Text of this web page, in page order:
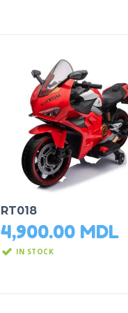
RT018
4,900.00 MDL
IN STOCK